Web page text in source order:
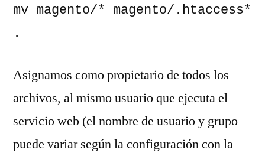
mv magento/* magento/.htaccess*
.
Asignamos como propietario de todos los
archivos, al mismo usuario que ejecuta el
servicio web (el nombre de usuario y grupo
puede variar según la configuración con la